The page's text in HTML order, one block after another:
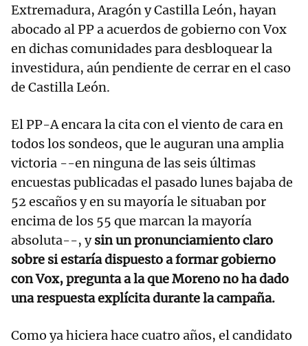
Extremadura, Aragón y Castilla León, hayan
abocado al PP a acuerdos de gobierno con Vox
en dichas comunidades para desbloquear la
investidura, aún pendiente de cerrar en el caso
de Castilla León.
El PP-A encara la cita con el viento de cara en
todos los sondeos, que le auguran una amplia
victoria --en ninguna de las seis últimas
encuestas publicadas el pasado lunes bajaba de
52 escaños y en su mayoría le situaban por
encima de los 55 que marcan la mayoría
absoluta--, ysin un pronunciamiento claro
sobre si estaría dispuesto a formar gobierno
con Vox, pregunta a la que Moreno no ha dado
una respuesta explícita durante la campaña.
Como ya hiciera hace cuatro años, el candidato